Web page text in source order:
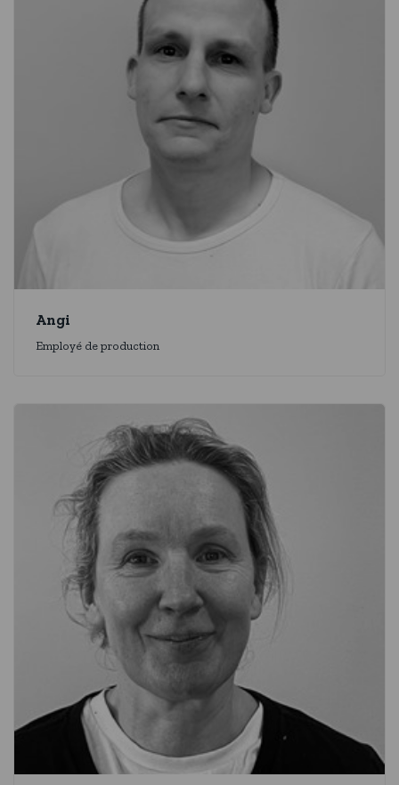
Angi
Employé de production